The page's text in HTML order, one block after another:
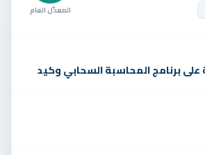
المعدّل العام
على برنامج المحاسبة السحابي وكيد